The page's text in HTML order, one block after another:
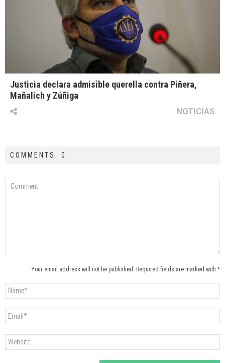
Justicia declara admisible querella contra Piñera,
Mañalich y Zúñiga
NOTICIAS
COMMENTS: 0
Your email address will not be published. Required fields are marked with *